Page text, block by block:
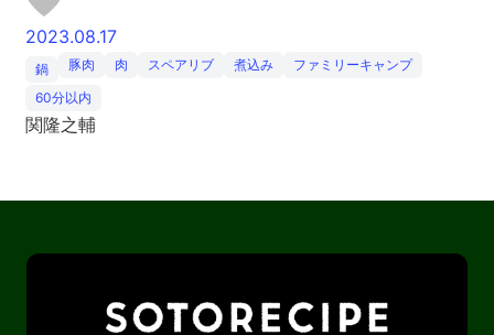
2023.08.17
鍋 豚肉 肉 スペアリブ 煮込み
ファミリーキャンプ
60分以内
関隆之輔